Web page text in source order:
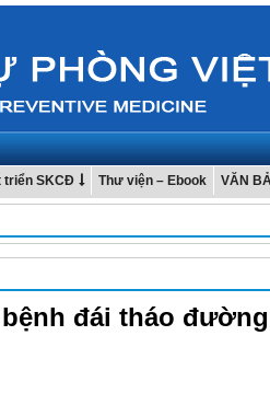
triển SKCĐ Thư viện – Ebook VĂN
đái tháo đường